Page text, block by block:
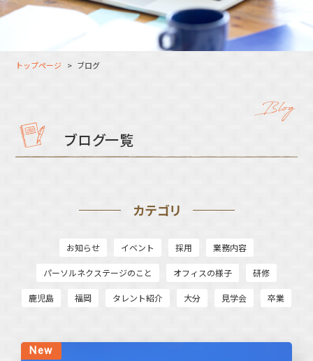
大分オフィス
松山オフィス
広島オフィス
支援スタッフ（タレント）募集
トップページ ブログ
ブログ一覧
カテゴリ
お知らせ イベント 採用 業務内容
パーソルネクステージのこと オフィスの様子 研修
鹿児島 福岡 タレント紹介 大分 見学会 卒業